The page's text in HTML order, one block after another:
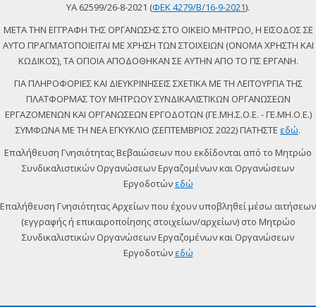
ΥΑ 62599/26-8-2021 (ΦΕΚ 4279/Β/16-9-2021).
ΜΕΤΑ ΤΗΝ ΕΓΓΡΑΦΗ ΤΗΣ ΟΡΓΑΝΩΣΗΣ ΣΤΟ ΟΙΚΕΙΟ ΜΗΤΡΩΟ, Η ΕΙΣΟΔΟΣ ΣΕ
ΑΥΤΟ ΠΡΑΓΜΑΤΟΠΟΙΕΙΤΑΙ ΜΕ ΧΡΗΣΗ ΤΩΝ ΣΤΟΙΧΕΙΩΝ (ΟΝΟΜΑ ΧΡΗΣΤΗ ΚΑΙ
ΚΩΔΙΚΟΣ), ΤΑ ΟΠΟΙΑ ΑΠΟΔΟΘΗΚΑΝ ΣΕ ΑΥΤΗΝ ΑΠΟ ΤΟ ΠΣ ΕΡΓΑΝΗ.
ΓΙΑ ΠΛΗΡΟΦΟΡΙΕΣ ΚΑΙ ΔΙΕΥΚΡΙΝΗΣΕΙΣ ΣΧΕΤΙΚΑ ΜΕ ΤΗ ΛΕΙΤΟΥΡΓΙΑ ΤΗΣ
ΠΛΑΤΦΟΡΜΑΣ ΤΟΥ ΜΗΤΡΩΟΥ ΣΥΝΔΙΚΑΛΙΣΤΙΚΩΝ ΟΡΓΑΝΩΣΕΩΝ
ΕΡΓΑΖΟΜΕΝΩΝ ΚΑΙ ΟΡΓΑΝΩΣΕΩΝ ΕΡΓΟΔΟΤΩΝ (ΓΕ.ΜΗ.Σ.Ο.Ε. - ΓΕ.ΜΗ.Ο.Ε.)
ΣΥΜΦΩΝΑ ΜΕ ΤΗ ΝΕΑ ΕΓΚΥΚΛΙΟ (ΣΕΠΤΕΜΒΡΙΟΣ 2022) ΠΑΤΗΣΤΕ εδώ.
Επαλήθευση Γνησιότητας Βεβαιώσεων που εκδίδονται από το Μητρώο
Συνδικαλιστικών Οργανώσεων Εργαζομένων και Οργανώσεων
Εργοδοτών εδώ
Επαλήθευση Γνησιότητας Αρχείων που έχουν υποβληθεί μέσω αιτήσεων
(εγγραφής ή επικαιροποίησης στοιχείων/αρχείων) στο Μητρώο
Συνδικαλιστικών Οργανώσεων Εργαζομένων και Οργανώσεων
Εργοδοτών εδώ